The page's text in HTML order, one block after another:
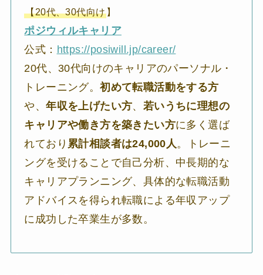
【20代、30代向け 】
ポジウィルキャリア
公式： https://posiwill.jp/career/
20代、30代向けのキャリアのパーソナル・
トレーニング。初めて転職活動をする方
や、年収を上げたい方、 若いうちに理想の
キャリアや働き方を築きたい方に多く選ば
れており 累計相談者は24,000人。トレーニ
ングを受けることで自己分析、中長期的な
キャリアプランニング、具体的な転職活動
アドバイスを得られ転職による年収アップ
に成功した卒業生が多数。